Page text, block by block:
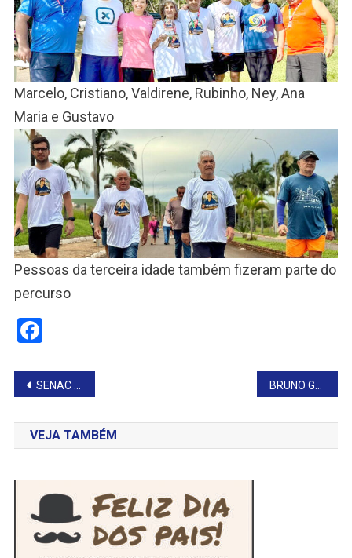
Marcelo, Cristiano, Valdirene, Rubinho, Ney, Ana
Maria e Gustavo
Pessoas da terceira idade também fizeram parte do
percurso
Facebook
Navegação
de
Post
SENAC E SEBRAE ENCERRAM CURSOS PROFISSIONALIZANTES EM TAGUAÍ
VEJA TAMBÉM